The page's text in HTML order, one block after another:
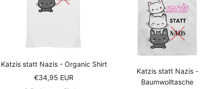
Katzis statt Nazis - Organic Shirt
Angebotspreis
€34,95 EUR
Katzis statt Nazis -
Baumwolltasche